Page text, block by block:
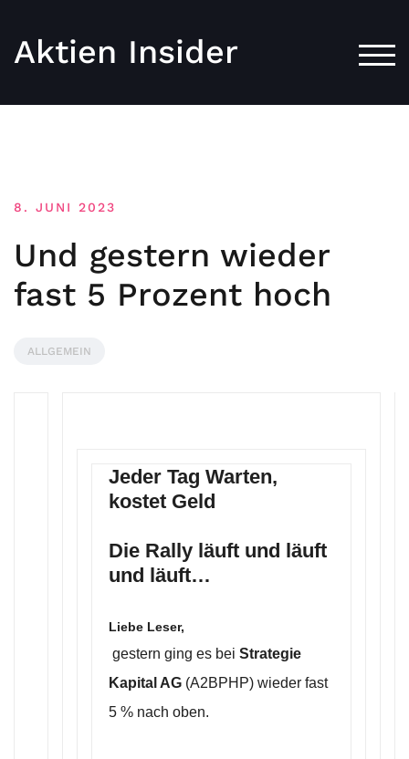
Aktien Insider
8. JUNI 2023
Und gestern wieder
fast 5 Prozent hoch
ALLGEMEIN
Jeder Tag Warten,
kostet Geld
Die Rally läuft und läuft
und läuft…
Liebe Leser,
gestern ging es bei Strategie
Kapital AG (A2BPHP) wieder fast
5 % nach oben.